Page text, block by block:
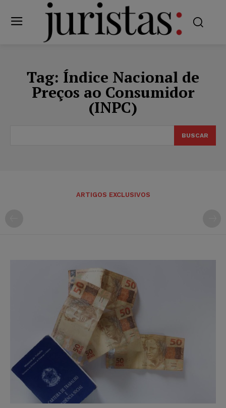
Tag: Índice Nacional de
Preços ao Consumidor
(INPC)
BUSCAR
ARTIGOS EXCLUSIVOS